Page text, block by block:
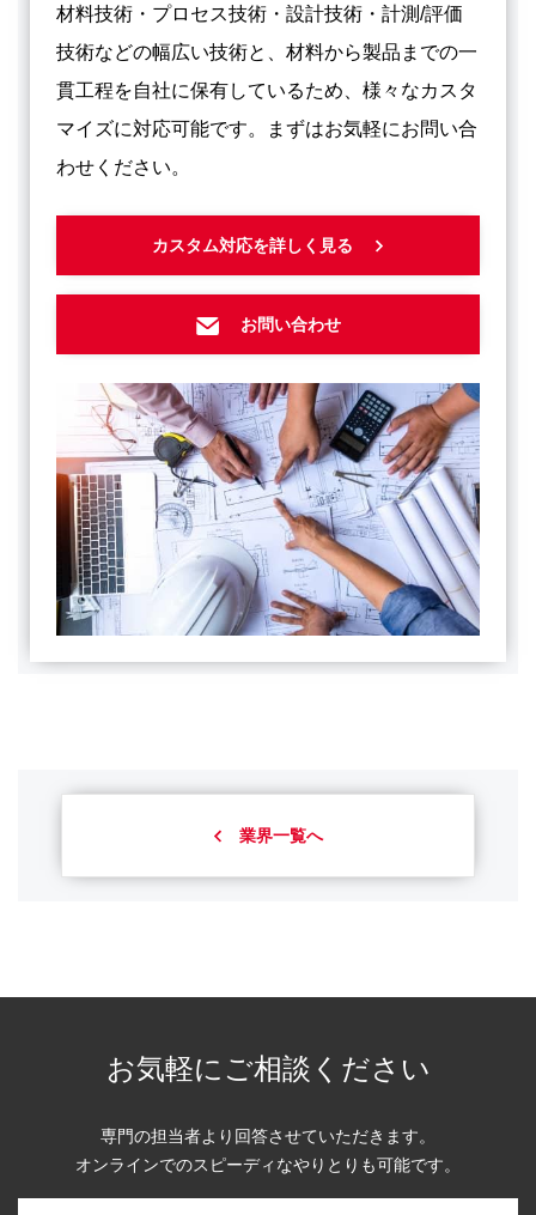
材料技術・プロセス技術・設計技術・計測/評価
技術などの幅広い技術と、材料から製品までの一
貫工程を自社に保有しているため、様々なカスタ
マイズに対応可能です。まずはお気軽にお問い合
わせください。
カスタム対応を詳しく見る
お問い合わせ
業界一覧へ
お気軽にご相談ください
専門の担当者より回答させていただきます。
オンラインでのスピーディなやりとりも可能です。